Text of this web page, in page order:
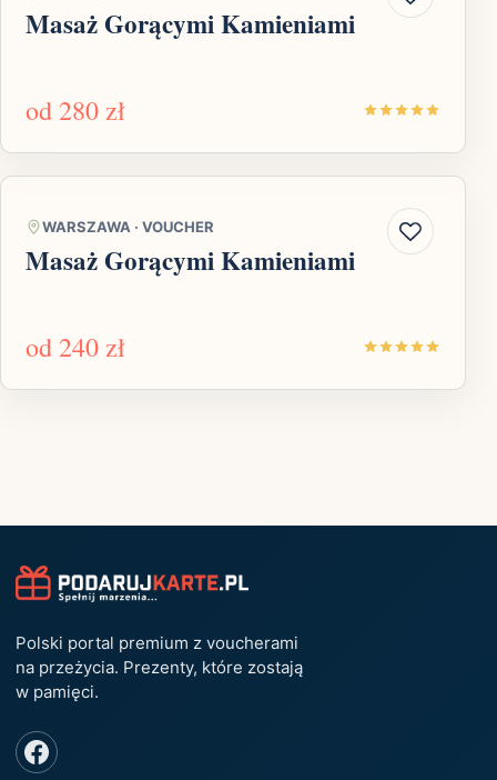
Masaż Gorącymi Kamieniami
od 280 zł
WARSZAWA · VOUCHER
Masaż Gorącymi Kamieniami
od 240 zł
Polski portal premium z voucherami
na przeżycia. Prezenty, które zostają
w pamięci.